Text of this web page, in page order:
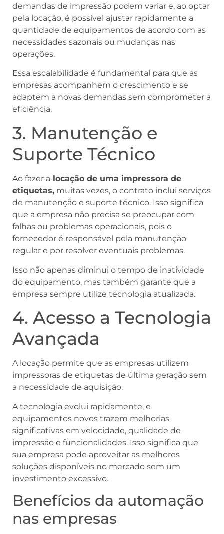
demandas de impressão podem variar e, ao optar
pela locação, é possível ajustar rapidamente a
quantidade de equipamentos de acordo com as
necessidades sazonais ou mudanças nas
operações.
Essa escalabilidade é fundamental para que as
empresas acompanhem o crescimento e se
adaptem a novas demandas sem comprometer a
eficiência.
3. Manutenção e
Suporte Técnico
Ao fazer a locação de uma impressora de
etiquetas, muitas vezes, o contrato inclui serviços
de manutenção e suporte técnico. Isso significa
que a empresa não precisa se preocupar com
falhas ou problemas operacionais, pois o
fornecedor é responsável pela manutenção
regular e por resolver eventuais problemas.
Isso não apenas diminui o tempo de inatividade
do equipamento, mas também garante que a
empresa sempre utilize tecnologia atualizada.
4. Acesso a Tecnologia
Avançada
A locação permite que as empresas utilizem
impressoras de etiquetas de última geração sem
a necessidade de aquisição.
A tecnologia evolui rapidamente, e
equipamentos novos trazem melhorias
significativas em velocidade, qualidade de
impressão e funcionalidades. Isso significa que
sua empresa pode aproveitar as melhores
soluções disponíveis no mercado sem um
investimento excessivo.
Benefícios da automação
nas empresas